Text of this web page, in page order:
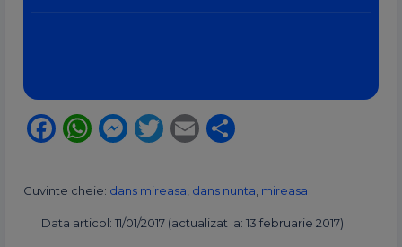
Facebook
WhatsApp
Messenger
Twitter
Email
Cuvinte cheie: dans mireasa dans nunta mireasa
Data articol: 11/01/2017 (actualizat la: 13 februarie 2017)